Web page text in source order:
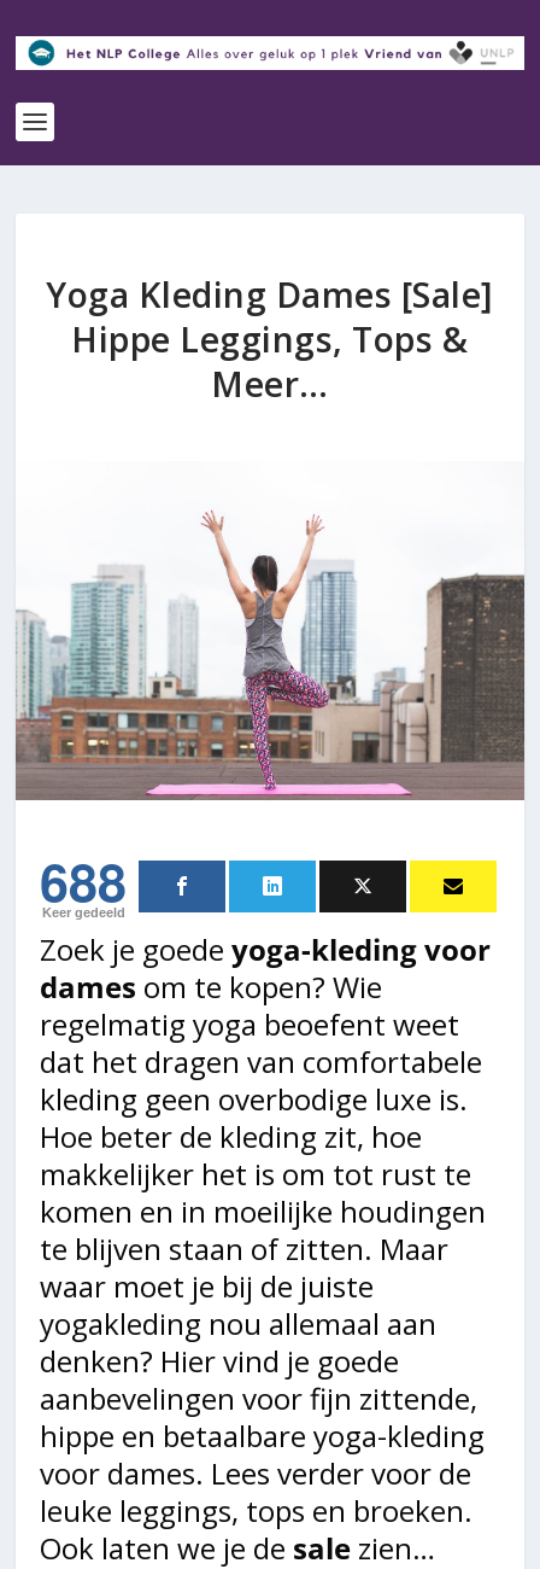
Yoga Kleding Dames [Sale]
Hippe Leggings, Tops &
Meer…
688
Keer gedeeld
Zoek je goedeyoga-kleding voor
dames om te kopen? Wie
regelmatig yoga beoefent weet
dat het dragen van comfortabele
kleding geen overbodige luxe is.
Hoe beter de kleding zit, hoe
makkelijker het is om tot rust te
komen en in moeilijke houdingen
te blijven staan of zitten. Maar
waar moet je bij de juiste
yogakleding nou allemaal aan
denken? Hier vind je goede
aanbevelingen voor fijn zittende,
hippe en betaalbare yoga-kleding
voor dames. Lees verder voor de
leuke leggings, tops en broeken.
Ook laten we je de sale zien…